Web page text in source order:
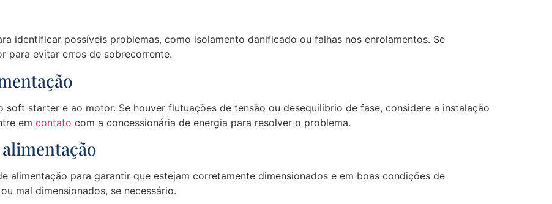
identificar possíveis problemas, como isolamento danificado ou falhas nos enrolamentos. Se
para evitar erros de sobrecorrente.
soft starter e ao motor. Se houver flutuações de tensão ou desequilíbrio de fase, considere a instalação
em contato com a concessionária de energia para resolver o problema.
alimentação para garantir que estejam corretamente dimensionados e em boas condições de
mal dimensionados, se necessário.